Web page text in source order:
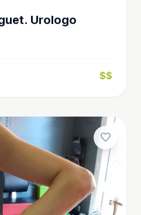
Urologo
$$
favorite